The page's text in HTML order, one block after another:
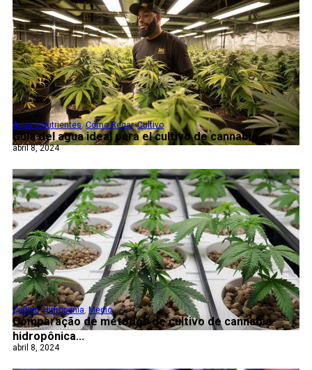
Guía del agua ideal para el cultivo de cannabis...
Agua y Nutrientes,Cómo Regar,Cultivo
abril 8, 2024
Comparação de métodos de cultivo de cannabis
hidropônica...
Cultivo,Hidroponía ,Medio
abril 8, 2024